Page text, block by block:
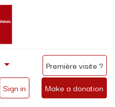
Sign in Make a donation
Première visite ?